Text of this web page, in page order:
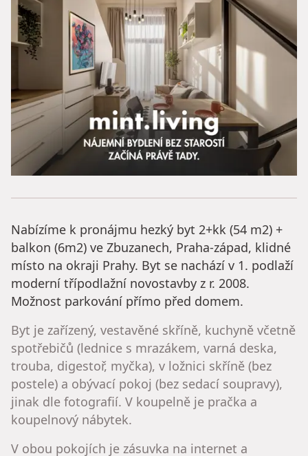
Nabízíme k pronájmu hezký byt 2+kk (54 m2) +
balkon (6m2) ve Zbuzanech, Praha-západ, klidné
místo na okraji Prahy. Byt se nachází v 1. podlaží
moderní třípodlažní novostavby z r. 2008.
Možnost parkování přímo před domem.
Byt je zařízený, vestavěné skříně, kuchyně včetně
spotřebičů (lednice s mrazákem, varná deska,
trouba, digestoř, myčka), v ložnici skříně (bez
postele) a obývací pokoj (bez sedací soupravy),
jinak dle fotografií. V koupelně je pračka a
koupelnový nábytek.
V obou pokojích je zásuvka na internet a